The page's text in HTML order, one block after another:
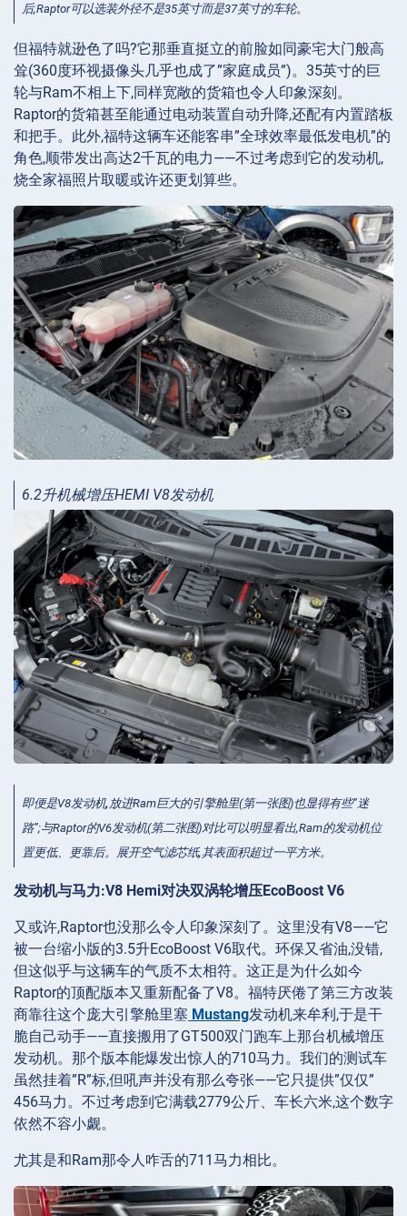
后,Raptor可以选装外径不是35英寸而是37英寸的车轮。
但福特就逊色了吗?它那垂直挺立的前脸如同豪宅大门般高
耸(360度环视摄像头几乎也成了”家庭成员”)。35英寸的巨
轮与Ram不相上下,同样宽敞的货箱也令人印象深刻。
Raptor的货箱甚至能通过电动装置自动升降,还配有内置踏板
和把手。此外,福特这辆车还能客串”全球效率最低发电机”的
角色,顺带发出高达2千瓦的电力——不过考虑到它的发动机,
烧全家福照片取暖或许还更划算些。
6.2升机械增压HEMI V8发动机
即便是V8发动机,放进Ram巨大的引擎舱里(第一张图)也显得有些”迷
路”;与Raptor的V6发动机(第二张图)对比可以明显看出,Ram的发动机位
置更低、更靠后。展开空气滤芯纸,其表面积超过一平方米。
发动机与马力:V8 Hemi对决双涡轮增压EcoBoost V6
又或许,Raptor也没那么令人印象深刻了。这里没有V8——它
被一台缩小版的3.5升EcoBoost V6取代。环保又省油,没错,
但这似乎与这辆车的气质不太相符。这正是为什么如今
Raptor的顶配版本又重新配备了V8。福特厌倦了第三方改装
商靠往这个庞大引擎舱里塞 Mustang发动机来牟利,于是干
脆自己动手——直接搬用了GT500双门跑车上那台机械增压
发动机。那个版本能爆发出惊人的710马力。我们的测试车
虽然挂着”R”标,但吼声并没有那么夸张——它只提供”仅仅”
456马力。不过考虑到它满载2779公斤、车长六米,这个数字
依然不容小觑。
尤其是和Ram那令人咋舌的711马力相比。